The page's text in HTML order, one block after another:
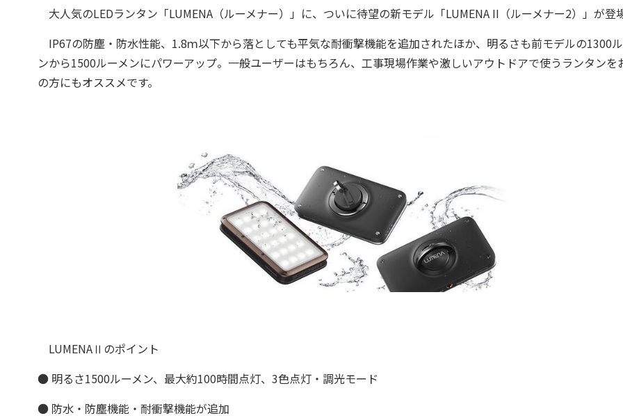
大人気のLEDランタン「LUMENA（ルーメナー）」に、ついに待望の新モデル「LUMENA II（ルーメナー2）」が登
IP67の防塵・防水性能、1.8ｍ以下から落としても平気な耐衝撃機能を追加されたほか、明るさも前モデルの1300
ンから1500ルーメンにパワーアップ。一般ユーザーはもちろん、工事現場作業や激しいアウトドアで使うランタンを
の方にもオススメです。
LUMENAⅡのポイント
● 明るさ1500ルーメン、最大約100時間点灯、3色点灯・調光モード
● 防水・防塵機能・耐衝撃機能が追加